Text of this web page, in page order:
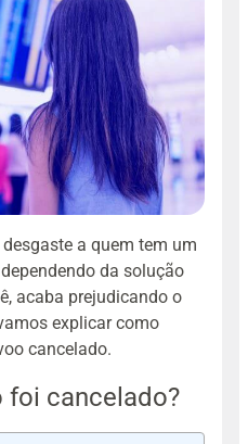
a quem tem um
da solução
acaba prejudicando o
explicar como
cancelado.
foi cancelado?